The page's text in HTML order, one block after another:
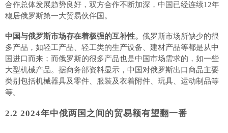
合作总体发展趋势良好，双方合作不断加深，中国已经连续12年
稳居俄罗斯第一大贸易伙伴国。
中国与俄罗斯市场存在着极强的互补性。 俄罗斯市场所缺少的很
多产品，如轻工产品、轻工类的生产设备、建材产品等都是从中
国进口而来；而俄罗斯的很多产品也是中国市场需求的，如一些
大型机械产品。据商务部资料显示，中国对俄罗斯出口商品主要
类别包括机械器具及零件、服装及衣着附件、玩具、运动制品等
等。
2.2 2024年中俄两国之间的贸易额有望翻一番